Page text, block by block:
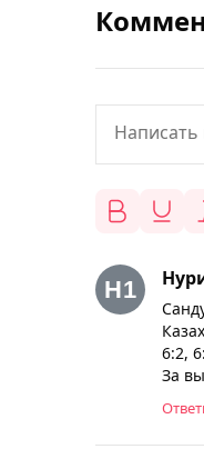
6:2,
За